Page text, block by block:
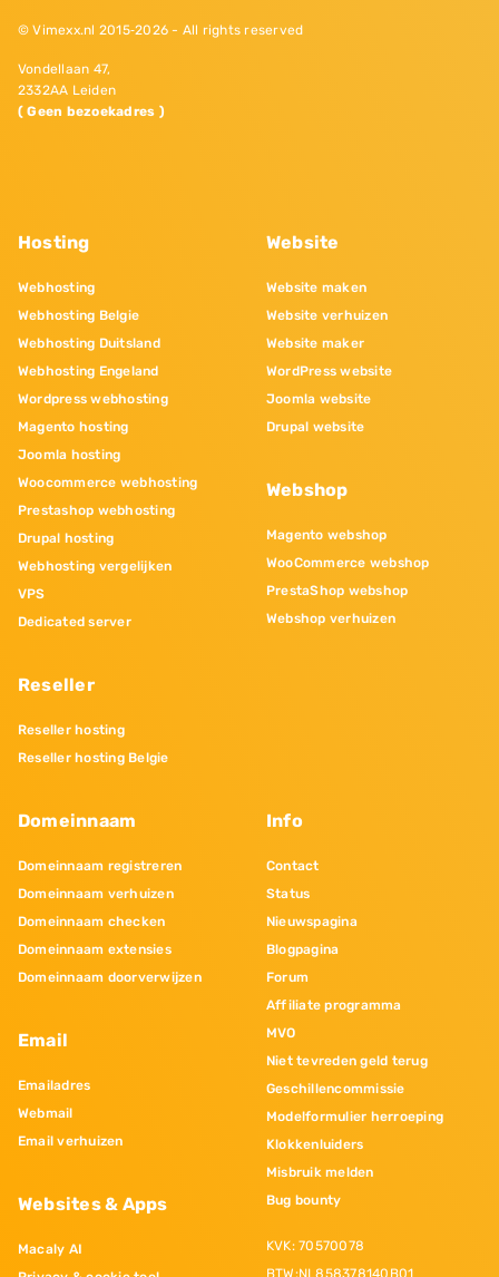
© Vimexx.nl 2015‐2026 - All rights reserved
Vondellaan 47,
2332AA Leiden
( Geen bezoekadres )
Hosting
Webhosting
Webhosting Belgie
Webhosting Duitsland
Webhosting Engeland
Wordpress webhosting
Magento hosting
Joomla hosting
Woocommerce webhosting
Prestashop webhosting
Drupal hosting
Webhosting vergelijken
VPS
Dedicated server
Reseller
Reseller hosting
Reseller hosting Belgie
Website
Website maken
Website verhuizen
Website maker
WordPress website
Joomla website
Drupal website
Webshop
Magento webshop
WooCommerce webshop
PrestaShop webshop
Webshop verhuizen
Domeinnaam
Domeinnaam registreren
Domeinnaam verhuizen
Domeinnaam checken
Domeinnaam extensies
Domeinnaam doorverwijzen
Email
Emailadres
Webmail
Email verhuizen
Websites & Apps
Macaly AI
Info
Contact
Status
Nieuwspagina
Blogpagina
Forum
Affiliate programma
MVO
Niet tevreden geld terug
Geschillencommissie
Modelformulier herroeping
Klokkenluiders
Misbruik melden
Bug bounty
KVK: 70570078
BTW:NL858378140B01